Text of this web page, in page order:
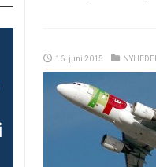
16. juni 2015